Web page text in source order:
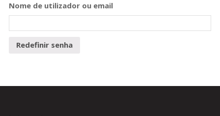
Nome de utilizador ou email
Redefinir senha